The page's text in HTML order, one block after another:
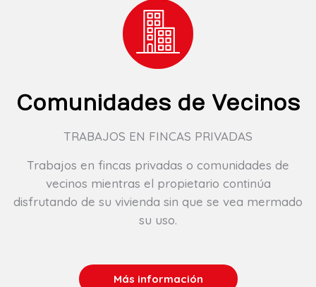
Comunidades de Vecinos
TRABAJOS EN FINCAS PRIVADAS
Trabajos en fincas privadas o comunidades de
vecinos mientras el propietario continúa
disfrutando de su vivienda sin que se vea mermado
su uso.
Más información